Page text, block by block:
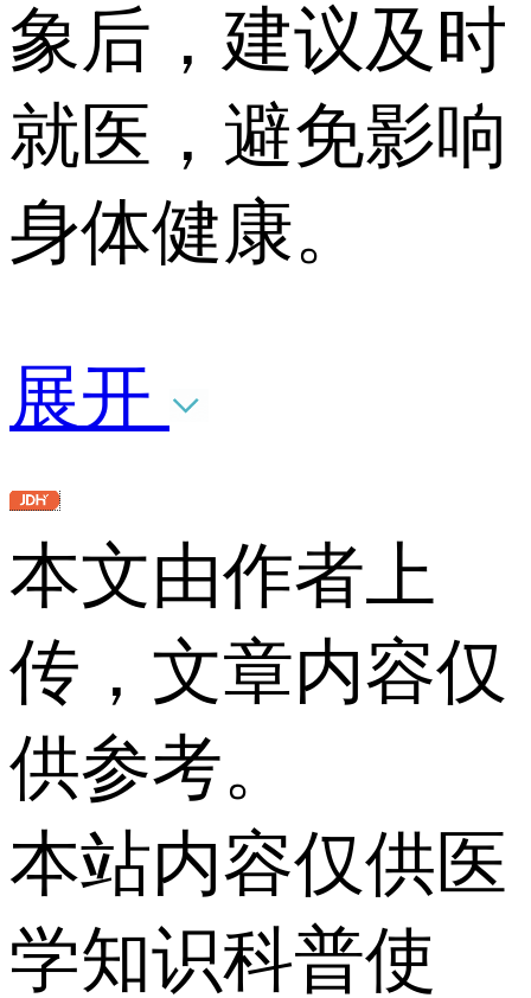
象后，建议及时
就医，避免影响
身体健康。
展开
本文由作者上
传，文章内容仅
供参考。
本站内容仅供医
学知识科普使